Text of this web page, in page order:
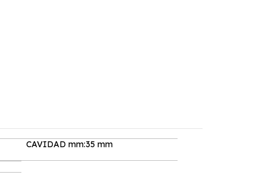
CAVIDAD mm:35 mm